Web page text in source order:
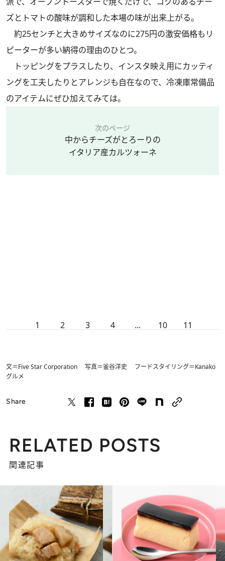
ズとトマトの酸味が調和した本場の味が出来上がる。
約25センチと大きめサイズなのに275円の激安価格もリ
ピーターが多い納得の理由のひとつ。
トッピングをプラスしたり、インスタ映え用にカッティ
ングを工夫したりとアレンジも自在なので、冷凍庫常備品
のアイテムにぜひ加えてみては。
次のページ
中からチーズがとろーりの
イタリア産カルツォーネ
1 2 3 4 ... 10 11
文＝Five Star Corporation 写真＝釜谷洋史 フードスタイリング＝Kanako
グルメ
Share
RELATED POSTS
関連記事